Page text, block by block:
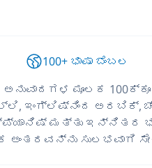
100+ ಭಾಷಾ ಬೆಂಬಲ
ಅನುವಾದಗಳ ಮೂಲಕ
ಇಂಗ್ಲಿಷ್‌ನಿಂದ ಅರಬಿಕ್,
ಮತ್ತು ಇನ್ನಿತರ
ಅಂತರವನ್ನು ಸುಲಭವಾಗಿ